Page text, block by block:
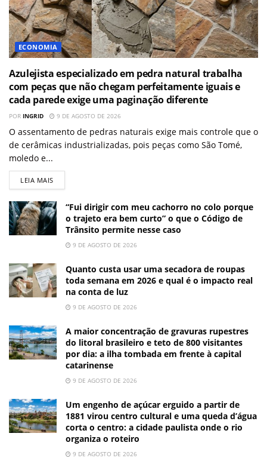
ECONOMIA
Azulejista especializado em pedra natural trabalha
com peças que não chegam perfeitamente iguais e
cada parede exige uma paginação diferente
POR INGRID 9 DE AGOSTO DE 2026
O assentamento de pedras naturais exige mais controle que o
de cerâmicas industrializadas, pois peças como São Tomé,
moledo e...
LEIA MAIS
“Fui dirigir com meu cachorro no colo porque
o trajeto era bem curto” o que o Código de
Trânsito permite nesse caso
9 DE AGOSTO DE 2026
Quanto custa usar uma secadora de roupas
toda semana em 2026 e qual é o impacto real
na conta de luz
9 DE AGOSTO DE 2026
A maior concentração de gravuras rupestres
do litoral brasileiro e teto de 800 visitantes
por dia: a ilha tombada em frente à capital
catarinense
9 DE AGOSTO DE 2026
Um engenho de açúcar erguido a partir de
1881 virou centro cultural e uma queda d’água
corta o centro: a cidade paulista onde o rio
organiza o roteiro
9 DE AGOSTO DE 2026